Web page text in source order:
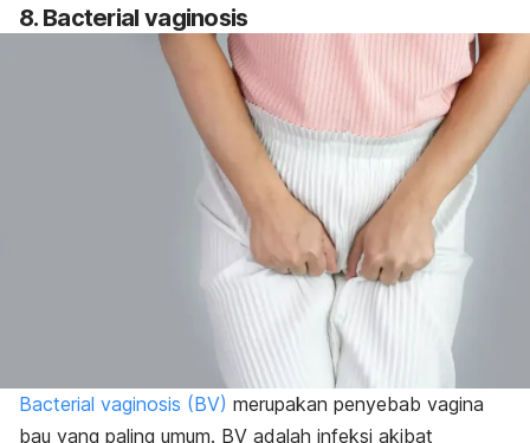
8. Bacterial vaginosis
Bacterial vaginosis (BV) merupakan penyebab vagina
bau yang paling umum. BV adalah infeksi akibat